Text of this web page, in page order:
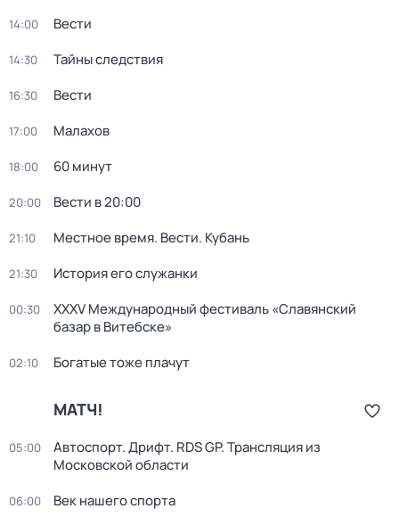
14:00 Вести
14:30 Тайны следствия
16:30 Вести
17:00 Малахов
18:00 60 минут
20:00 Вести в 20:00
21:10 Местное время. Вести. Кубань
21:30 История его служанки
00:30
XXXV Международный фестиваль «Славянский
базар в Витебске»
02:10 Богатые тоже плачут
МАТЧ!
05:00
Автоспорт. Дрифт. RDS GP. Трансляция из
Московской области
06:00 Век нашего спорта